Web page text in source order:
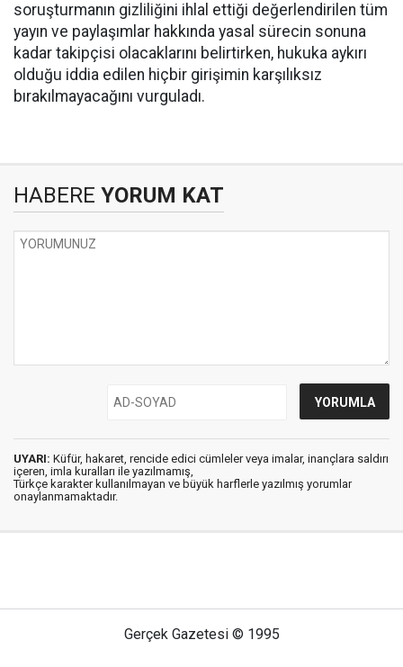
soruşturmanın gizliliğini ihlal ettiği değerlendirilen tüm
yayın ve paylaşımlar hakkında yasal sürecin sonuna
kadar takipçisi olacaklarını belirtirken, hukuka aykırı
olduğu iddia edilen hiçbir girişimin karşılıksız
bırakılmayacağını vurguladı.
HABERE YORUM KAT
UYARI: Küfür, hakaret, rencide edici cümleler veya imalar, inançlara saldırı
içeren, imla kuralları ile yazılmamış,
Türkçe karakter kullanılmayan ve büyük harflerle yazılmış yorumlar
onaylanmamaktadır.
Gerçek Gazetesi © 1995